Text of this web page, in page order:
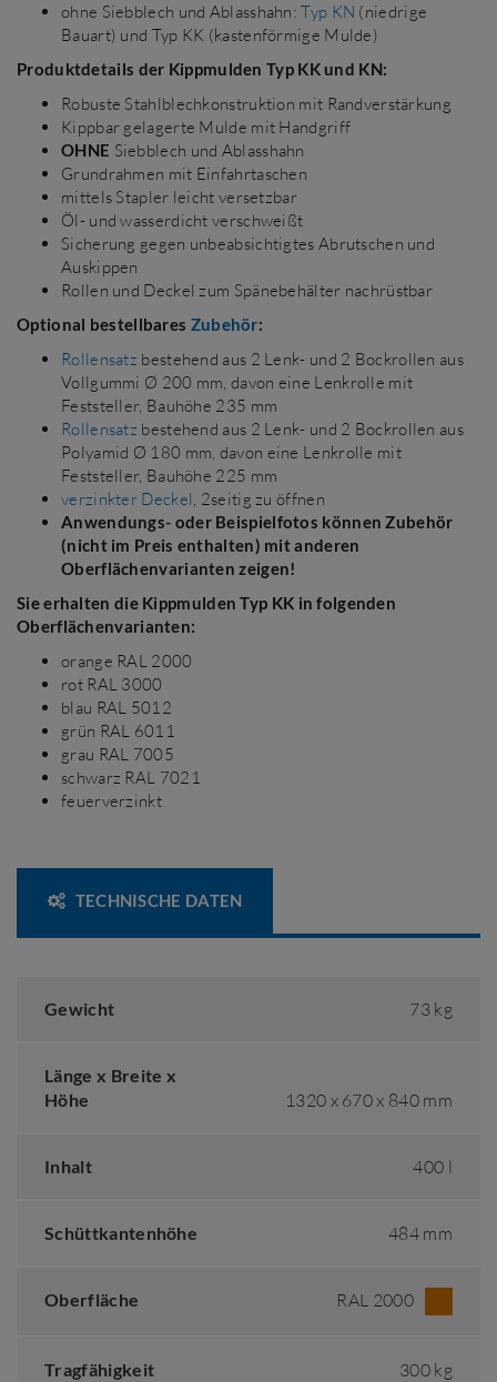
ohne Siebblech und Ablasshahn:Typ KN (niedrige
Bauart) und Typ KK (kastenförmige Mulde)
Produktdetails der Kippmulden Typ KK und KN:
Robuste Stahlblechkonstruktion mit Randverstärkung
Kippbar gelagerte Mulde mit Handgriff
OHNE Siebblech und Ablasshahn
Grundrahmen mit Einfahrtaschen
mittels Stapler leicht versetzbar
Öl- und wasserdicht verschweißt
Sicherung gegen unbeabsichtigtes Abrutschen und
Auskippen
Rollen und Deckel zum Spänebehälter nachrüstbar
Optional bestellbares Zubehör:
Rollensatz bestehend aus 2 Lenk- und 2 Bockrollen aus
Vollgummi Ø 200 mm, davon eine Lenkrolle mit
Feststeller, Bauhöhe 235 mm
Rollensatz bestehend aus 2 Lenk- und 2 Bockrollen aus
Polyamid Ø 180 mm, davon eine Lenkrolle mit
Feststeller, Bauhöhe 225 mm
verzinkter Deckel, 2seitig zu öffnen
Anwendungs- oder Beispielfotos können Zubehör
(nicht im Preis enthalten) mit anderen
Oberflächenvarianten zeigen!
Sie erhalten die Kippmulden Typ KK in folgenden
Oberflächenvarianten:
orange RAL 2000
rot RAL 3000
blau RAL 5012
grün RAL 6011
grau RAL 7005
schwarz RAL 7021
feuerverzinkt
TECHNISCHE DATEN
Gewicht 73 kg
Länge x Breite x
Höhe
1320 x 670 x 840 mm
Inhalt 400 l
Schüttkantenhöhe 484 mm
Oberfläche RAL 2000
Tragfähigkeit 300 kg